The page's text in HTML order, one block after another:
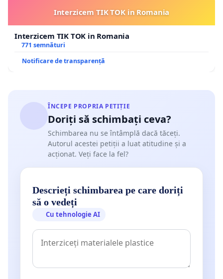
Interzicem TIK TOK in Romania
Interzicem TIK TOK in Romania
771 semnături
Notificare de transparență
ÎNCEPE PROPRIA PETIȚIE
Doriți să schimbați ceva?
Schimbarea nu se întâmplă dacă tăceți.
Autorul acestei petiții a luat atitudine și a
acționat. Veți face la fel?
Descrieți schimbarea pe care doriți
să o vedeți
Cu tehnologie AI